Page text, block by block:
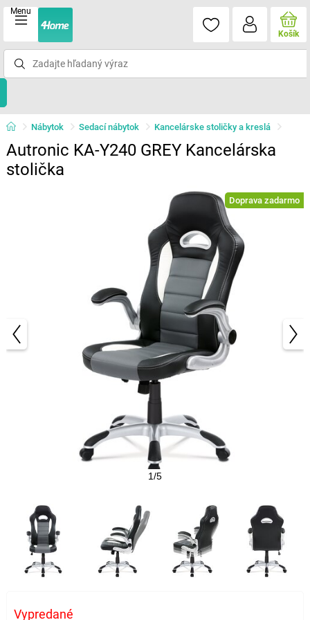
Menu
Košík
Nábytok Sedací nábytok Kancelárske stoličky a kreslá
Autronic KA-Y240 GREY Kancelárska
stolička
Doprava zadarmo
1/5
Vypredané